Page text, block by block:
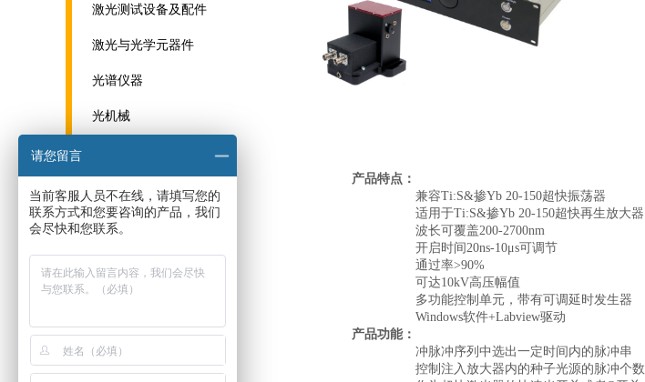
产品特点：
兼容Ti:S&掺Yb 20-150超快振荡器
适用于Ti:S&掺Yb 20-150超快再生放大器
波长可覆盖200-2700nm
开启时间20ns-10μs可调节
通过率>90%
可达10kV高压幅值
多功能控制单元，带有可调延时发生器
Windows软件+Labview驱动
产品功能：
冲脉冲序列中选出一定时间内的脉冲串
控制注入放大器内的种子光源的脉冲个数
激光测试设备及配件
激光与光学元器件
光谱仪器
光机械
请您留言
当前客服人员不在线，请填写您的
联系方式和您要咨询的产品，我们
会尽快和您联系。